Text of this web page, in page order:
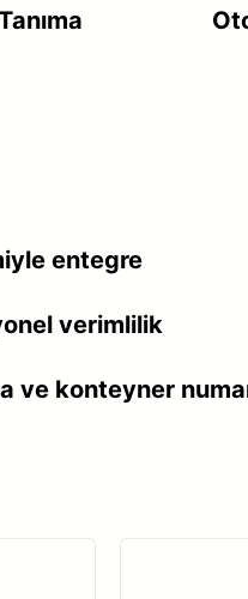
entegre
verimlilik
ve konteyner